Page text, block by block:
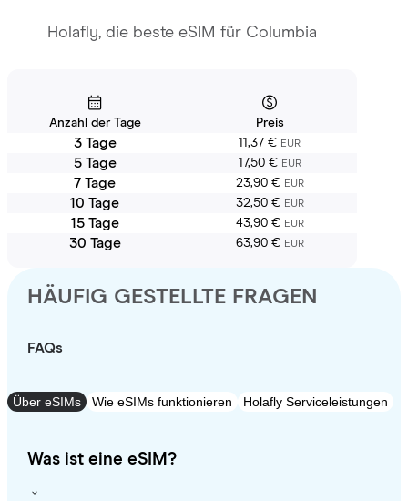
Holafly, die beste eSIM für Columbia
Anzahl der Tage Preis
3 Tage 11,37 € EUR
5 Tage 17,50 € EUR
7 Tage 23,90 € EUR
10 Tage 32,50 € EUR
15 Tage 43,90 € EUR
30 Tage 63,90 € EUR
HÄUFIG GESTELLTE FRAGEN
FAQs
Über eSIMs Wie eSIMs funktionieren Holafly Serviceleistungen
Was ist eine eSIM?